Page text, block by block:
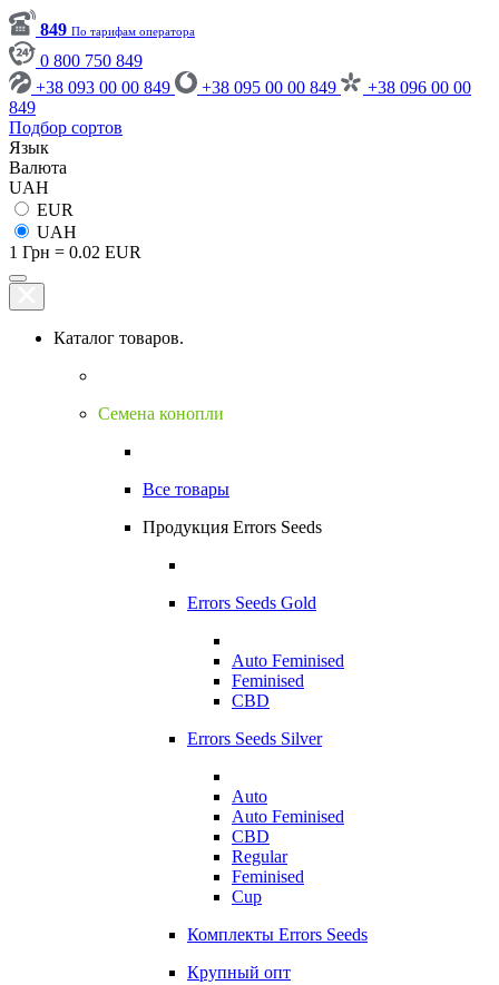
849 По тарифам оператора
0 800 750 849
+38 093 00 00 849
+38 095 00 00 849
+38 096 00 00
849
Подбор сортов
Язык
Валюта
UAH
EUR
UAH
1 Грн = 0.02 EUR
Каталог товаров.
Семена конопли
Все товары
Продукция Errors Seeds
Errors Seeds Gold
Auto Feminised
Feminised
CBD
Errors Seeds Silver
Auto
Auto Feminised
CBD
Regular
Feminised
Cup
Комплекты Errors Seeds
Крупный опт